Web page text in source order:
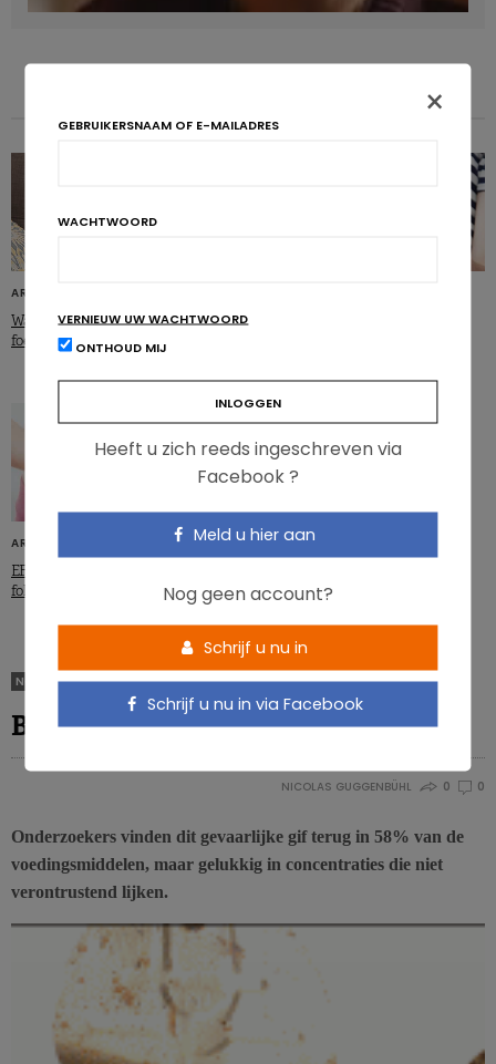
ARTIKELS
Waarom is alcohol schadelijk voor de
foetus?
ARTIKELS
EFSA keurt claim goed over
foliumzuur en spina bifida
NON CLASSIFIÉ(E)
Benzeen op je bord
NICOLAS GUGGENBÜHL 0 0
Onderzoekers vinden dit gevaarlijke gif terug in 58% van de
voedingsmiddelen, maar gelukkig in concentraties die niet
verontrustend lijken.
×
GEBRUIKERSNAAM OF E-MAILADRES
WACHTWOORD
VERNIEUW UW WACHTWOORD
ONTHOUD MIJ
Heeft u zich reeds ingeschreven via
Facebook ?
Meld u hier aan
Nog geen account?
Schrijf u nu in
Schrijf u nu in via Facebook